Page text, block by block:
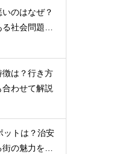
のはなぜ？
社会問題を
は？行き方
わせて解説
ットは？治安
の魅力を紹